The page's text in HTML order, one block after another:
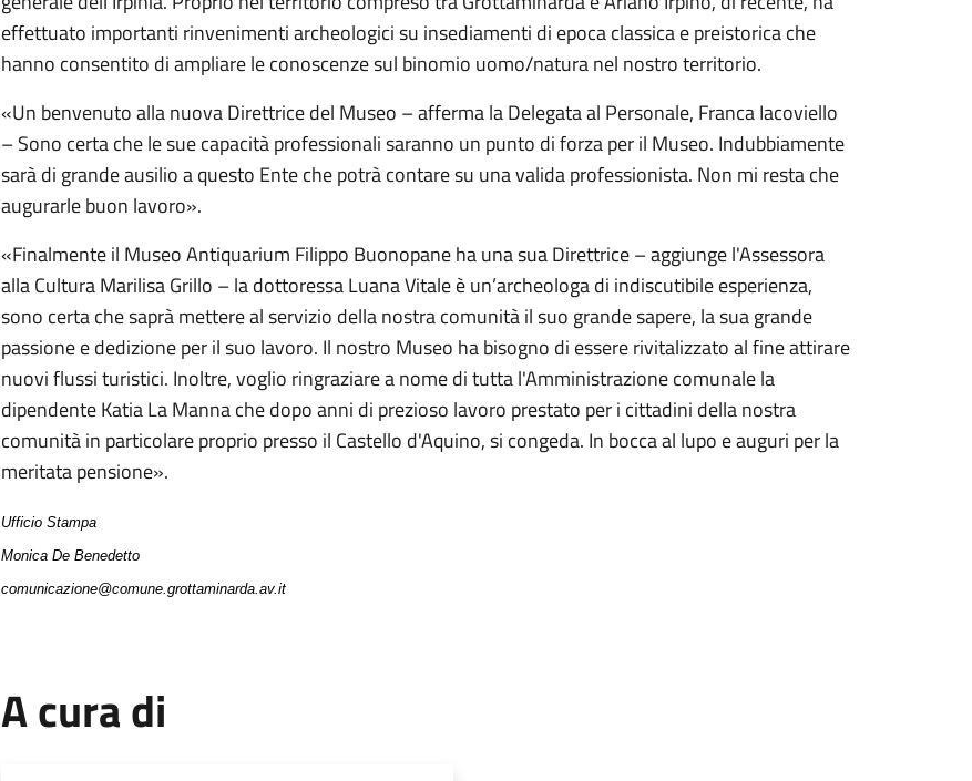
effettuato importanti rinvenimenti archeologici su insediamenti di epoca classica e preistorica che
hanno consentito di ampliare le conoscenze sul binomio uomo/natura nel nostro territorio.
«Un benvenuto alla nuova Direttrice del Museo – afferma la Delegata al Personale, Franca Iacoviello
– Sono certa che le sue capacità professionali saranno un punto di forza per il Museo. Indubbiamente
sarà di grande ausilio a questo Ente che potrà contare su una valida professionista. Non mi resta che
augurarle buon lavoro».
«Finalmente il Museo Antiquarium Filippo Buonopane ha una sua Direttrice – aggiunge l'Assessora
alla Cultura Marilisa Grillo – la dottoressa Luana Vitale è un’archeologa di indiscutibile esperienza,
sono certa che saprà mettere al servizio della nostra comunità il suo grande sapere, la sua grande
passione e dedizione per il suo lavoro. Il nostro Museo ha bisogno di essere rivitalizzato al fine attirare
nuovi flussi turistici. Inoltre, voglio ringraziare a nome di tutta l'Amministrazione comunale la
dipendente Katia La Manna che dopo anni di prezioso lavoro prestato per i cittadini della nostra
comunità in particolare proprio presso il Castello d'Aquino, si congeda. In bocca al lupo e auguri per la
meritata pensione».
Ufficio Stampa
Monica De Benedetto
comunicazione@comune.grottaminarda.av.it
A cura di